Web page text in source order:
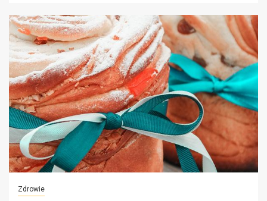
Zdrowie